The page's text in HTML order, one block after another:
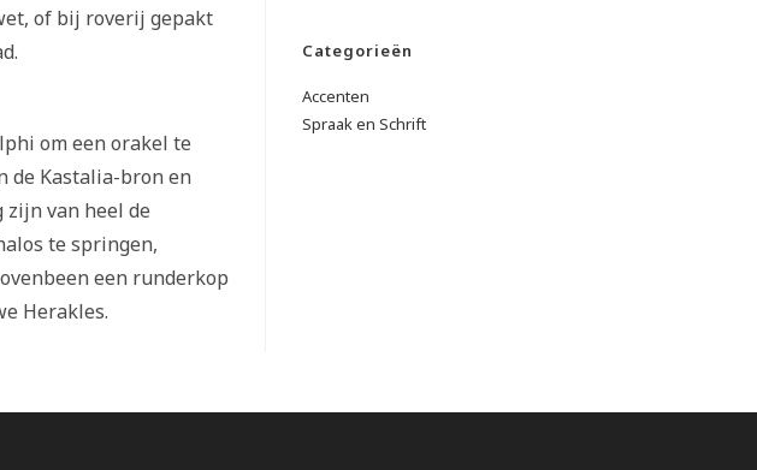
of bij roverij gepakt
om een orakel te
de Kastalia-bron en
zijn van heel de
te springen,
een runderkop
Herakles.
Categorieën
Accenten
Spraak en Schrift